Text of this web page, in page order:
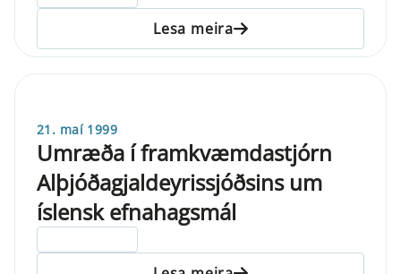
Lesa meira
21. maí 1999
Umræða í framkvæmdastjórn
Alþjóðagjaldeyrissjóðsins um
íslensk efnahagsmál